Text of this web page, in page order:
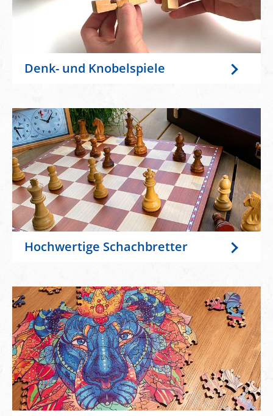
Denk- und Knobelspiele
Hochwertige Schachbretter